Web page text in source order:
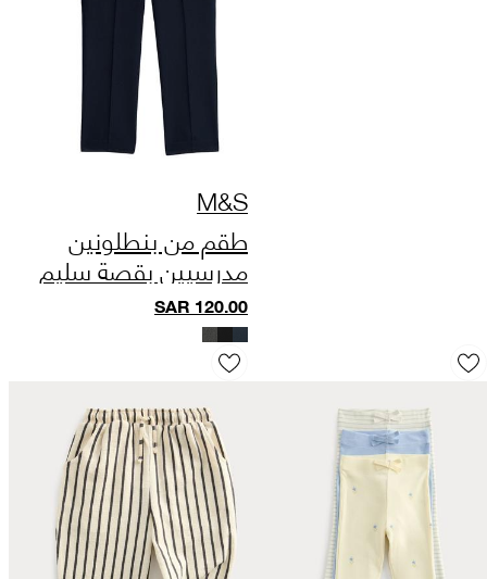
M&S
طقم من بنطلونين
مدرسيين بقصة سليم
فيت للفتيات ( 2–18
سنة)
SAR 120.00